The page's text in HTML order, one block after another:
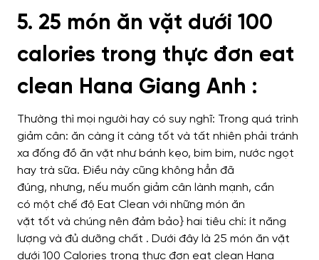
5. 25 món ăn vặt dưới 100
calories trong thực đơn eat
clean Hana Giang Anh :
Thường thì mọi người hay có suy nghĩ: Trong quá trình
giảm cân: ăn càng ít càng tốt và tất nhiên phải tránh
xa đống đồ ăn vặt như bánh kẹo, bim bim, nước ngọt
hay trà sữa. Điều này cũng không hẳn đã
đúng, nhưng, nếu muốn giảm cân lành mạnh, cần
có một chế độ Eat Clean với những món ăn
vặt tốt và chúng nên đảm bảo} hai tiêu chí: ít năng
lượng và đủ dưỡng chất . Dưới đây là 25 món ăn vặt
dưới 100 Calories trong thực đơn eat clean Hana